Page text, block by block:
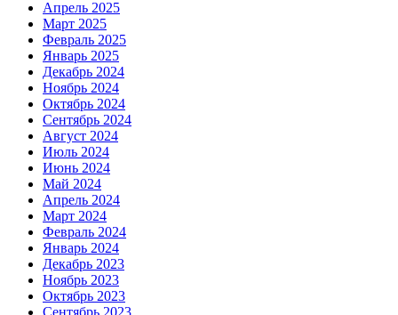
Апрель 2025
Март 2025
Февраль 2025
Январь 2025
Декабрь 2024
Ноябрь 2024
Октябрь 2024
Сентябрь 2024
Август 2024
Июль 2024
Июнь 2024
Май 2024
Апрель 2024
Март 2024
Февраль 2024
Январь 2024
Декабрь 2023
Ноябрь 2023
Октябрь 2023
Сентябрь 2023